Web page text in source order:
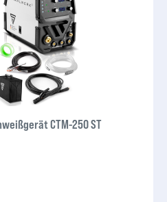
CTM-250 ST